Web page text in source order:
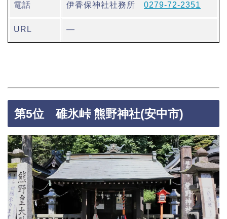
電話 伊香保神社社務所 0279-72-2351
URL ―
第5位 碓氷峠 熊野神社(安中市)